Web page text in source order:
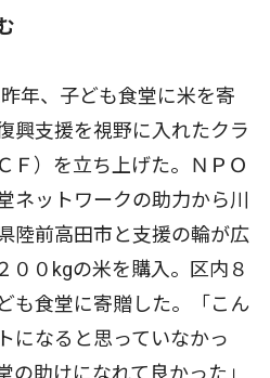
年、子ども食堂に米を寄
興支援を視野に入れたクラ
Ｆ）を立ち上げた。ＮＰＯ
ネットワークの助力から川
陸前高田市と支援の輪が広
００kgの米を購入。区内８
も食堂に寄贈した。「こん
になると思っていなかっ
の助けになれて良かった」